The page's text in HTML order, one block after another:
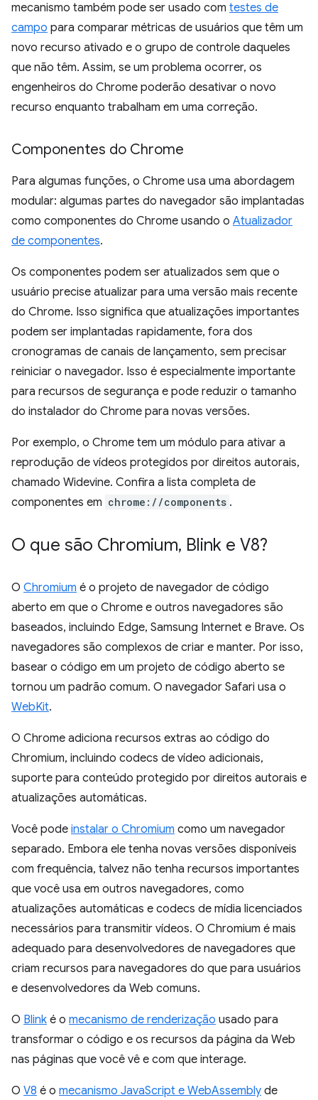
mecanismo também pode ser usado com testes de
campo para comparar métricas de usuários que têm um
novo recurso ativado e o grupo de controle daqueles
que não têm. Assim, se um problema ocorrer, os
engenheiros do Chrome poderão desativar o novo
recurso enquanto trabalham em uma correção.
Componentes do Chrome
Para algumas funções, o Chrome usa uma abordagem
modular: algumas partes do navegador são implantadas
como componentes do Chrome usando o Atualizador
de componentes.
Os componentes podem ser atualizados sem que o
usuário precise atualizar para uma versão mais recente
do Chrome. Isso significa que atualizações importantes
podem ser implantadas rapidamente, fora dos
cronogramas de canais de lançamento, sem precisar
reiniciar o navegador. Isso é especialmente importante
para recursos de segurança e pode reduzir o tamanho
do instalador do Chrome para novas versões.
Por exemplo, o Chrome tem um módulo para ativar a
reprodução de vídeos protegidos por direitos autorais,
chamado Widevine. Confira a lista completa de
componentes em chrome://components .
O que são Chromium, Blink e V8?
O Chromium é o projeto de navegador de código
aberto em que o Chrome e outros navegadores são
baseados, incluindo Edge, Samsung Internet e Brave. Os
navegadores são complexos de criar e manter. Por isso,
basear o código em um projeto de código aberto se
tornou um padrão comum. O navegador Safari usa o
WebKit.
O Chrome adiciona recursos extras ao código do
Chromium, incluindo codecs de vídeo adicionais,
suporte para conteúdo protegido por direitos autorais e
atualizações automáticas.
Você pode instalar o Chromium como um navegador
separado. Embora ele tenha novas versões disponíveis
com frequência, talvez não tenha recursos importantes
que você usa em outros navegadores, como
atualizações automáticas e codecs de mídia licenciados
necessários para transmitir vídeos. O Chromium é mais
adequado para desenvolvedores de navegadores que
criam recursos para navegadores do que para usuários
e desenvolvedores da Web comuns.
O Blink é o mecanismo de renderização usado para
transformar o código e os recursos da página da Web
nas páginas que você vê e com que interage.
O V8 é o mecanismo JavaScript e WebAssembly de